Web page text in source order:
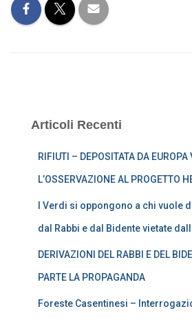
Articoli Recenti
RIFIUTI – DEPOSITATA DA EUROPA
L’OSSERVAZIONE AL PROGETTO
I Verdi si oppongono a chi vuole
dal Rabbi e dal Bidente vietate
DERIVAZIONI DEL RABBI E DEL
PARTE LA PROPAGANDA
Foreste Casentinesi –